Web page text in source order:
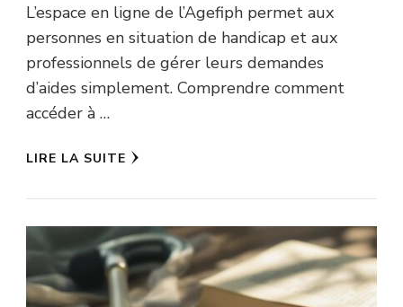
L’espace en ligne de l’Agefiph permet aux
personnes en situation de handicap et aux
professionnels de gérer leurs demandes
d’aides simplement. Comprendre comment
accéder à …
LIRE LA SUITE